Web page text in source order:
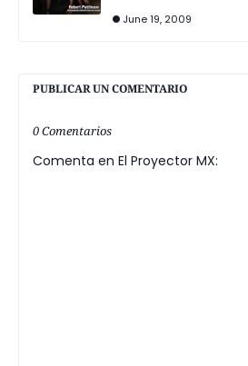
June 19, 2009
PUBLICAR UN COMENTARIO
0 Comentarios
Comenta en El Proyector MX: